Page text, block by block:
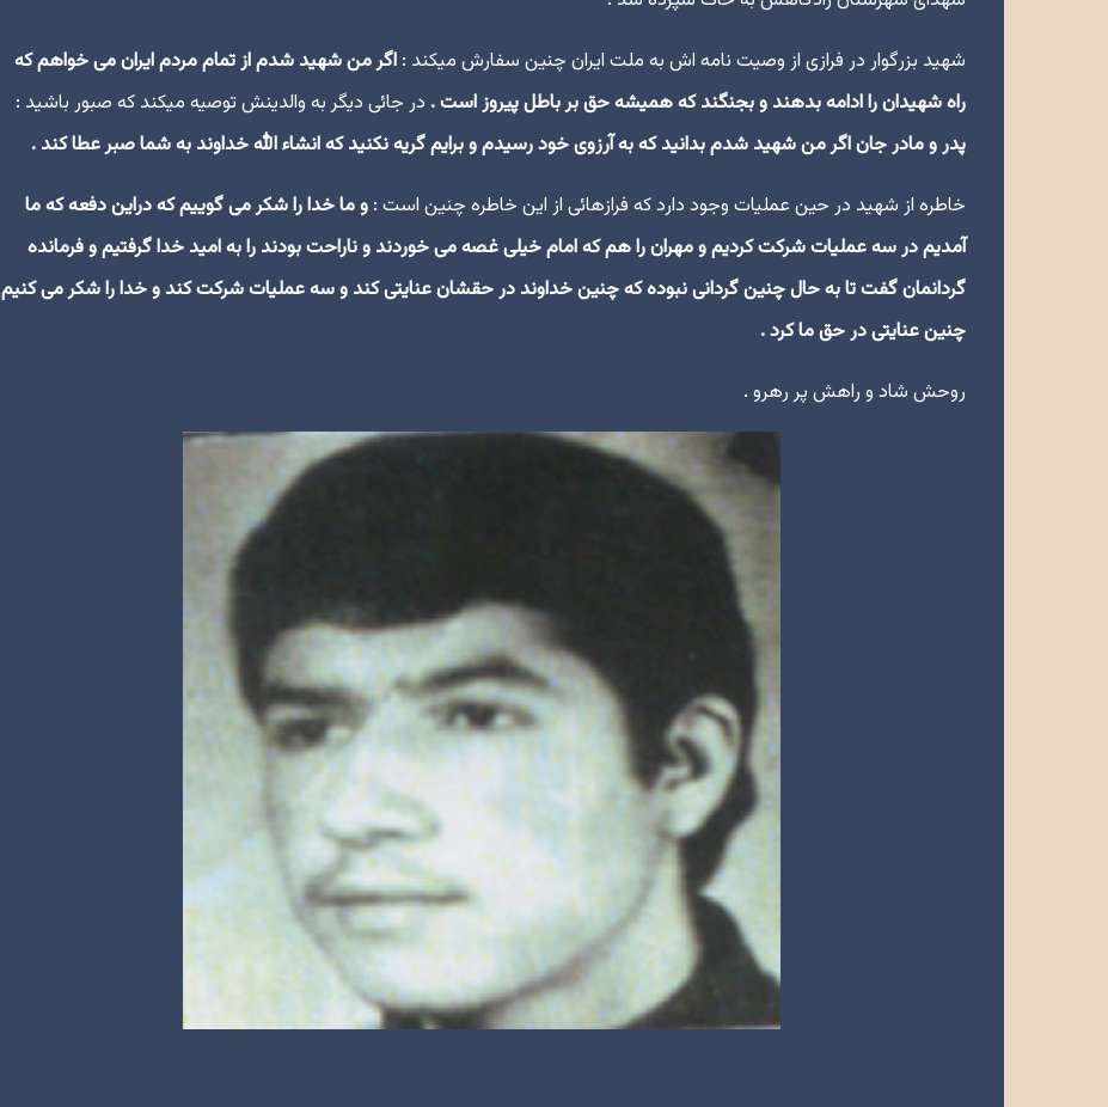
شهید بزرگوار در فرازی از وصیت نامه اش به ملت ایران چنین سفارش میکند :اگر من شهید شدم از تمام مردم ایران مى خواهم که
راه شهیدان را ادامه بدهند و بجنگند که همیشه حق بر باطل پیروز است . در جائی دیگر به والدینش توصیه میکند که صبور باشید :
پدر و مادر جان اگر من شهید شدم بدانید که به آرزوى خود رسیدم و برایم گریه نکنید که انشاء الله خداوند به شما صبر عطا کند .
خاطره از شهید در حین عملیات وجود دارد که فرازهائی از این خاطره چنین است :و ما خدا را شکر می گوییم که دراین دفعه که ما
آمدیم در سه عملیات شرکت کردیم و مهران را هم که امام خیلی غصه می خوردند و ناراحت بودند را به امید خدا گرفتیم و فرمانده
گردانمان گفت تا به حال چنین گردانی نبوده که چنین خداوند در حقشان عنایتی کند و سه عملیات شرکت کند و خدا را شکر می کنیم
چنین عنایتی در حق ما کرد .
روحش شاد و راهش پر رهرو .